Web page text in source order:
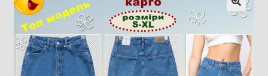
Контакты
Примерочная